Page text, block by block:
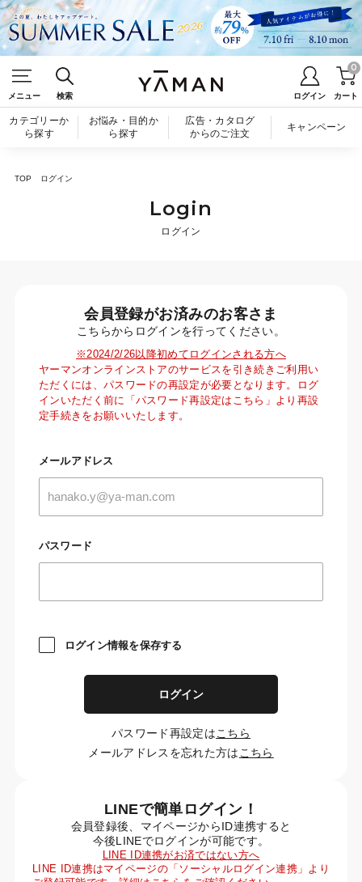
メニュー 検索 ログイン カート
0
カテゴリーか
ら探す
お悩み・目的か
ら探す
広告・カタログ
からのご注文
キャンペーン
TOP ログイン
Login
ログイン
会員登録がお済みのお客さま
こちらからログインを行ってください。
※2024/2/26以降初めてログインされる方へ
ヤーマンオンラインストアのサービスを引き続きご利用い
ただくには、パスワードの再設定が必要となります。ログ
インいただく前に「パスワード再設定はこちら」より再設
定手続きをお願いいたします。
メールアドレス
パスワード
ログイン情報を保存する
ログイン
パスワード再設定はこちら
メールアドレスを忘れた方は こちら
LINEで簡単ログイン！
会員登録後、マイページからID連携すると
今後LINEでログインが可能です。
LINE ID連携がお済ではない方へ
LINE ID連携はマイページの「ソーシャルログイン連携」より